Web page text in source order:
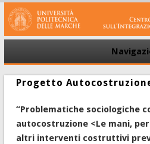
Progetto
“Problematiche sociologiche
autocostruzione <Le mani,
altri interventi costruttivi